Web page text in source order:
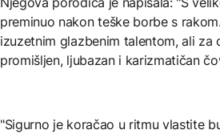
preminuo nakon teške borbe s
izuzetnim glazbenim talentom, ali
promišljen, ljubazan i karizmatičan
"Sigurno je koračao u ritmu vlastite